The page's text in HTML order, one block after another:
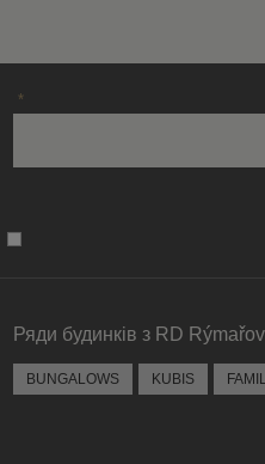
*
Ряди будинків з RD Rýmařov
BUNGALOWS KUBIS